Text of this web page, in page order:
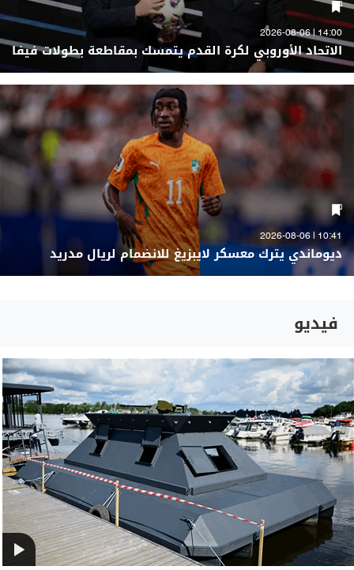
14:00 | 2026-08-06
الاتحاد الأوروبي لكرة القدم يتمسك بمقاطعة بطولات فيفا
10:41 | 2026-08-06
ديوماندي يترك معسكر لايبزيغ للانضمام لريال مدريد
فيديو